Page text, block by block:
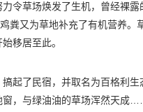
令草场焕发了生机，曾经裸
粪又为草地补充了有机营养。
移居至此。
起了民宿，并取名为百格利生
窗，与绿油油的草场浑然天成